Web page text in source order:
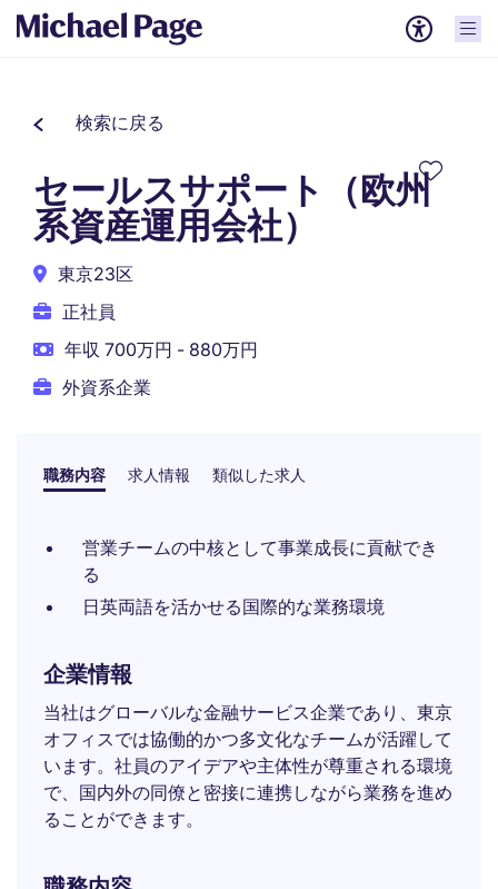
検索に戻る
セールスサポート（欧州
系資産運用会社）
東京23区
正社員
年収 700万円 - 880万円
外資系企業
職務内容 求人情報 類似した求人
営業チームの中核として事業成長に貢献でき
る
日英両語を活かせる国際的な業務環境
企業情報
当社はグローバルな金融サービス企業であり、東京
オフィスでは協働的かつ多文化なチームが活躍して
います。社員のアイデアや主体性が尊重される環境
で、国内外の同僚と密接に連携しながら業務を進め
ることができます。